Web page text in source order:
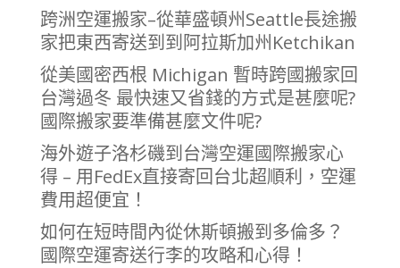
跨洲空運搬家–從華盛頓州Seattle長途搬
家把東西寄送到到阿拉斯加州Ketchikan
從美國密西根 Michigan 暫時跨國搬家回
台灣過冬 最快速又省錢的方式是甚麼呢?
國際搬家要準備甚麼文件呢?
海外遊子洛杉磯到台灣空運國際搬家心
得 – 用FedEx直接寄回台北超順利，空運
費用超便宜！
如何在短時間內從休斯頓搬到多倫多？
國際空運寄送行李的攻略和心得！